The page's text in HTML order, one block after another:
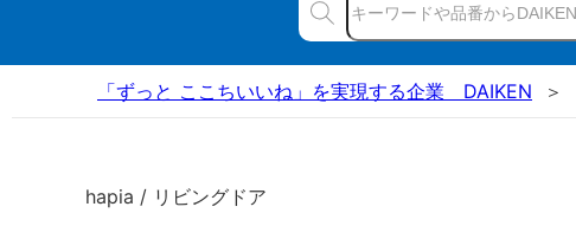
「ずっと ここちいいね」を実現する企業 DAIKEN
hapia / リビングドア